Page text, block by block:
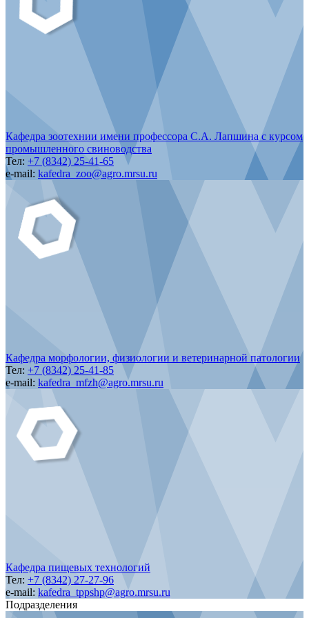
Кафедра зоотехнии имени профессора С.А. Лапшина с курсом
промышленного свиноводства
Тел: +7 (8342) 25-41-65
e-mail: kafedra_zoo@agro.mrsu.ru
Кафедра морфологии, физиологии и ветеринарной патологии
Тел: +7 (8342) 25-41-85
e-mail: kafedra_mfzh@agro.mrsu.ru
Кафедра пищевых технологий
Тел: +7 (8342) 27-27-96
e-mail: kafedra_tppshp@agro.mrsu.ru
Подразделения